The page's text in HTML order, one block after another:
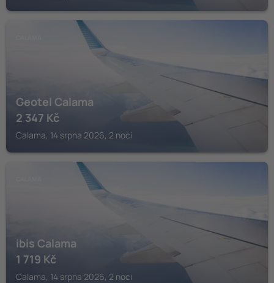
Geotel Calama
2 347 Kč
Calama, 14 srpna 2026, 2 noci
ibis Calama
1 719 Kč
Calama, 14 srpna 2026, 2 noci